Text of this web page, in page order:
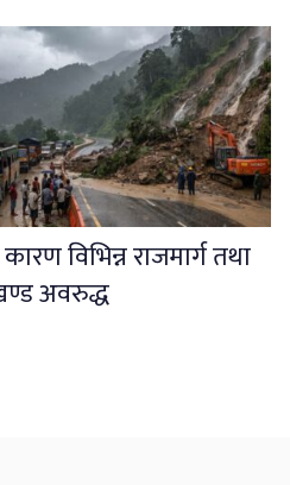
विभिन्न राजमार्ग तथा
अवरुद्ध